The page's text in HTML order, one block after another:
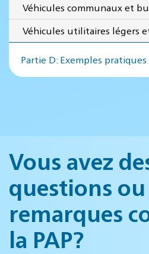
Véhicules communaux et
Véhicules utilitaires légers
Partie D: Exemples pratiques
Vous avez
questions ou
remarques
la PAP?